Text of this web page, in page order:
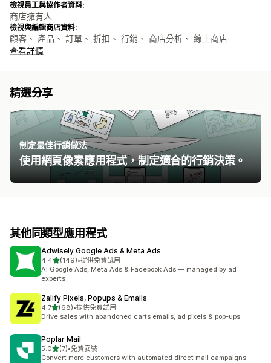
檢視員工與協作者資料:
商店擁有人
檢視與編輯商店資料:
顧客、 產品、 訂單、 折扣、 行銷、 商店分析、 線上商店
查看詳情
精選分享
制定最佳行銷做法
使用網頁像素應用程式，制定適合的行銷決策。
其他同類型應用程式
Adwisely Google Ads & Meta Ads
4.4滿分 5 顆星
(149)
共有 149 則評價
•提供免費試用
AI Google Ads, Meta Ads & Facebook Ads — managed by ad
experts
Zalify Pixels, Popups & Emails
4.7滿分 5 顆星
(68)
共有 68 則評價
•提供免費試用
Drive sales with abandoned carts emails, ad pixels & pop-ups
Poplar Mail
5.0滿分 5 顆星
(7)
共有 7 則評價
•免費安裝
Convert more customers with automated direct mail campaigns